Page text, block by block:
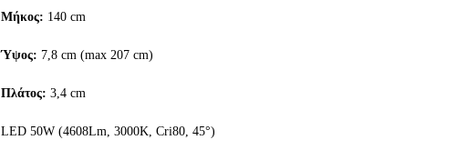
Μήκος: 140 cm
Ύψος: 7,8 cm (max 207 cm)
Πλάτος: 3,4 cm
LED 50W (4608Lm, 3000K, Cri80, 45°)